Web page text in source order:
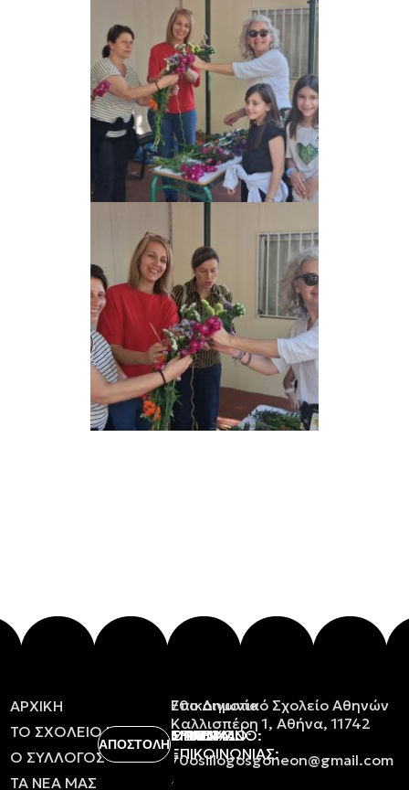
ΤΟ ΣΧΟΛΕΙΟ ΜΑΣ
Ο ΣΥΛΛΟΓΟΣ
ΑΡΧΙΚΗ
ΤΑ ΝΕΑ ΜΑΣ
Επικοινωνία
ΟΝΟΜΑ:
ΕΠΩΝΥΜΟ:
ΤΗΛΕΦΩΝΟ:
EMAIL:
ΘΕΜΑ
ΕΠΙΚΟΙΝΩΝΙΑΣ:
ΜΗΝΥΜΑ:
70ο Δημοτικό Σχολείο Αθηνών
Καλλισπέρη 1, Αθήνα, 11742
70osillogosgoneon@gmail.com